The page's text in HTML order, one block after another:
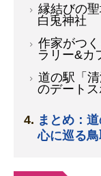
縁結びの
白兎神社
作家がつ
ラリー&カ
道の駅「
のデートス
まとめ：
心に巡る